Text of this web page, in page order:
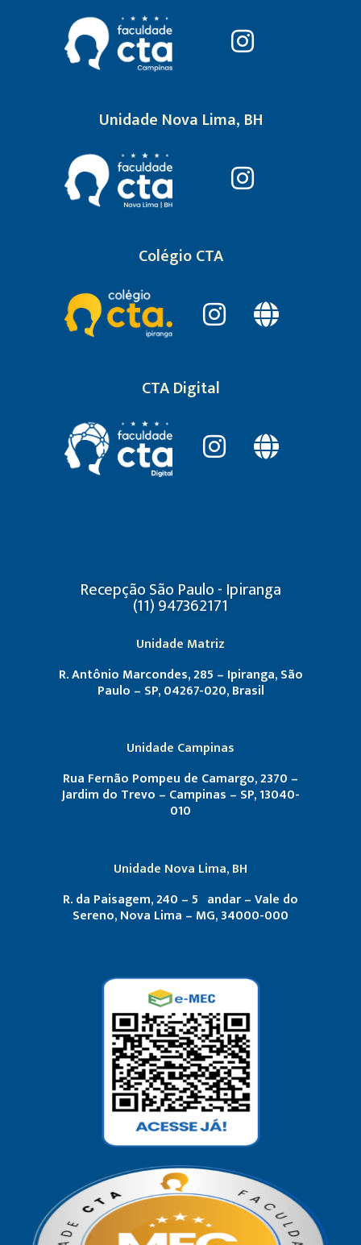
Unidade Nova Lima, BH
Colégio CTA
CTA Digital
Recepção São Paulo - Ipiranga
(11) 947362171
Unidade Matriz
R. Antônio Marcondes, 285 – Ipiranga, São
Paulo – SP, 04267-020, Brasil
Unidade Campinas
Rua Fernão Pompeu de Camargo, 2370 –
Jardim do Trevo – Campinas – SP, 13040-
010
Unidade Nova Lima, BH
R. da Paisagem, 240 – 5º andar – Vale do
Sereno, Nova Lima – MG, 34000-000